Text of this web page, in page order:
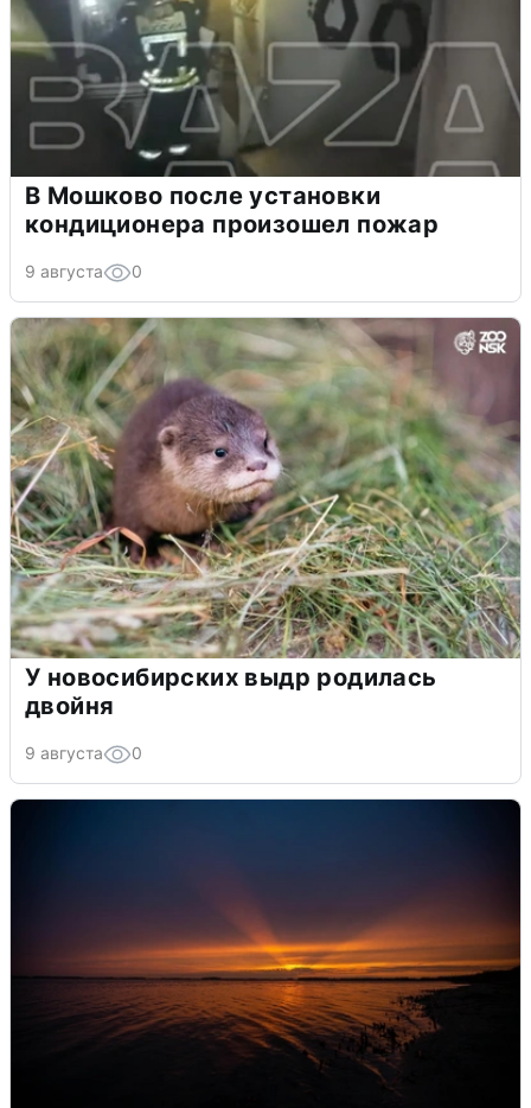
В Мошково после установки
кондиционера произошел пожар
9 августа 0
У новосибирских выдр родилась
двойня
9 августа 0